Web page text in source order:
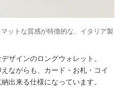
ットな質感が特徴的な、イタリア製
ザインのロングウォレット。
ながらも、カード・お札・コイ
出来る仕様になっています。